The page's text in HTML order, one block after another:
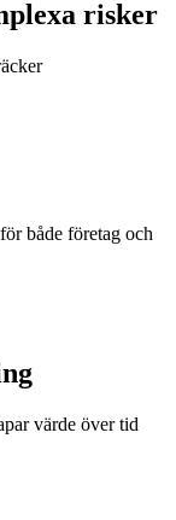
risker
både företag och
värde över tid